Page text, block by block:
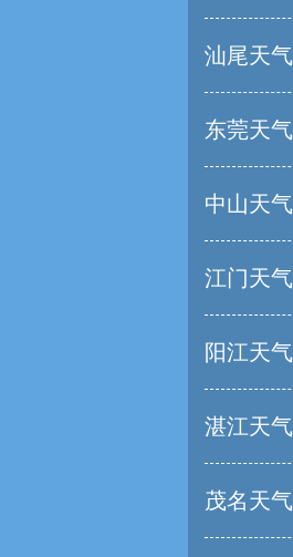
汕尾天气
东莞天气
中山天气
江门天气
阳江天气
湛江天气
茂名天气